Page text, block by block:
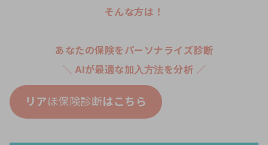
そんな方は！
あなたの保険をパーソナライズ診断
＼ AIが最適な加入方法を分析 ／
リアほ保険診断はこちら